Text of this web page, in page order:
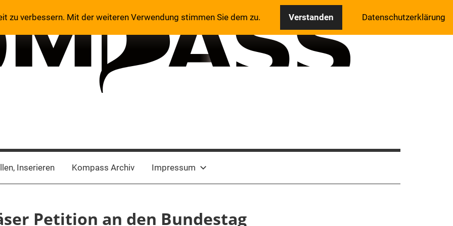
Inserieren Kompass Archiv Impressum
Petition an den Bundestag
zu verbessern. Mit der weiteren Verwendung stimmen Sie dem zu. Verstanden Datenschutzerklärung